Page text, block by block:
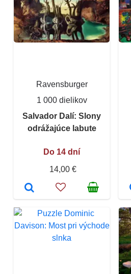
Ravensburger
1 000 dielikov
Salvador Dalí: Slony
odrážajúce labute
Do 14 dní
14,00 €